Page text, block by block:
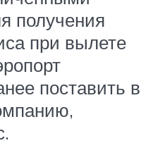
получения
при вылете
поставить в